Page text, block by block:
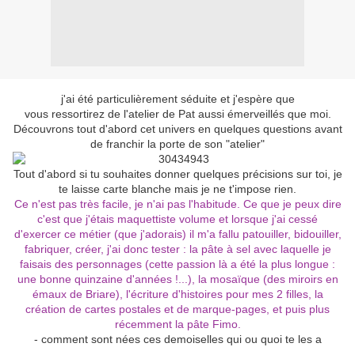
j'ai été particulièrement séduite et j'espère que
vous ressortirez de l'atelier de Pat aussi émerveillés que moi.
Découvrons tout d'abord cet univers en quelques questions avant
de franchir la porte de son "atelier"
Tout d'abord si tu souhaites donner quelques précisions sur toi, je
te laisse carte blanche mais je ne t'impose rien.
Ce n'est pas très facile, je n'ai pas l'habitude. Ce que je peux dire
c'est que j'étais maquettiste volume et lorsque j'ai cessé
d'exercer ce métier (que j'adorais) il m'a fallu patouiller, bidouiller,
fabriquer, créer, j'ai donc tester : la pâte à sel avec laquelle je
faisais des personnages (cette passion là a été la plus longue :
une bonne quinzaine d'années !...), la mosaïque (des miroirs en
émaux de Briare), l'écriture d'histoires pour mes 2 filles, la
création de cartes postales et de marque-pages, et puis plus
récemment la pâte Fimo.
- comment sont nées ces demoiselles qui ou quoi te les a